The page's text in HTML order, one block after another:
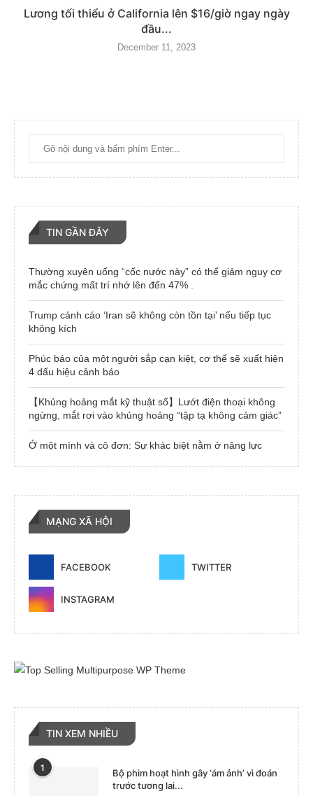
Lương tối thiểu ở California lên $16/giờ ngay ngày
đầu...
December 11, 2023
TIN GẦN ĐÂY
Thường xuyên uống “cốc nước này” có thể giảm nguy cơ
mắc chứng mất trí nhớ lên đến 47% .
Trump cảnh cáo ‘Iran sẽ không còn tồn tại’ nếu tiếp tục
không kích
Phúc báo của một người sắp cạn kiệt, cơ thể sẽ xuất hiện
4 dấu hiệu cảnh báo
【Khủng hoảng mắt kỹ thuật số】Lướt điện thoại không
ngừng, mắt rơi vào khủng hoảng “tập tạ không cảm giác”
Ở một mình và cô đơn: Sự khác biệt nằm ở năng lực
MẠNG XÃ HỘI
FACEBOOK TWITTER
INSTAGRAM
TIN XEM NHIỀU
1
Bộ phim hoạt hình gây ‘ám ảnh’ vì đoán
trước tương lai...